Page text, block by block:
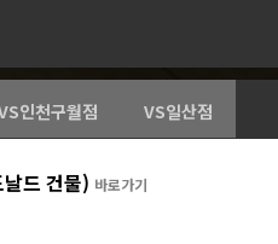
인천구월점 VS일산점
드 건물) 바로가기